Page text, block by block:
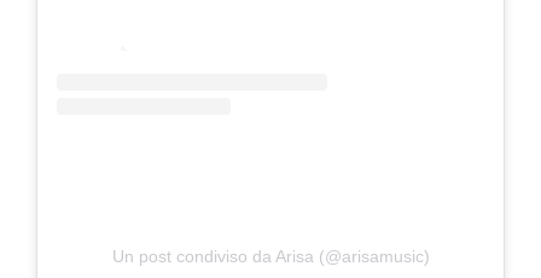
Un post condiviso da Arisa (@arisamusic)